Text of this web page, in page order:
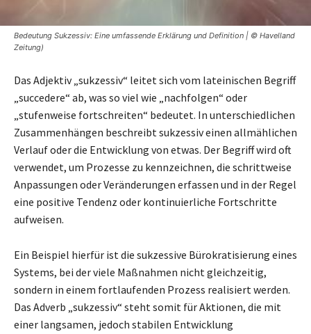
Bedeutung Sukzessiv: Eine umfassende Erklärung und Definition | © Havelland
Zeitung)
Das Adjektiv „sukzessiv“ leitet sich vom lateinischen Begriff
„succedere“ ab, was so viel wie „nachfolgen“ oder
„stufenweise fortschreiten“ bedeutet. In unterschiedlichen
Zusammenhängen beschreibt sukzessiv einen allmählichen
Verlauf oder die Entwicklung von etwas. Der Begriff wird oft
verwendet, um Prozesse zu kennzeichnen, die schrittweise
Anpassungen oder Veränderungen erfassen und in der Regel
eine positive Tendenz oder kontinuierliche Fortschritte
aufweisen.
Ein Beispiel hierfür ist die sukzessive Bürokratisierung eines
Systems, bei der viele Maßnahmen nicht gleichzeitig,
sondern in einem fortlaufenden Prozess realisiert werden.
Das Adverb „sukzessiv“ steht somit für Aktionen, die mit
einer langsamen, jedoch stabilen Entwicklung